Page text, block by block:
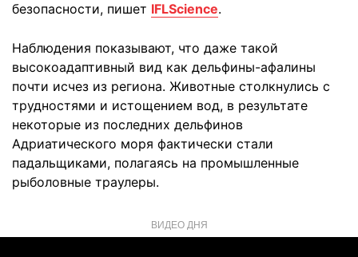
безопасности, пишет IFLScience.
Наблюдения показывают, что даже такой
высокоадаптивный вид как дельфины-афалины
почти исчез из региона. Животные столкнулись с
трудностями и истощением вод, в результате
некоторые из последних дельфинов
Адриатического моря фактически стали
падальщиками, полагаясь на промышленные
рыболовные траулеры.
ВИДЕО ДНЯ